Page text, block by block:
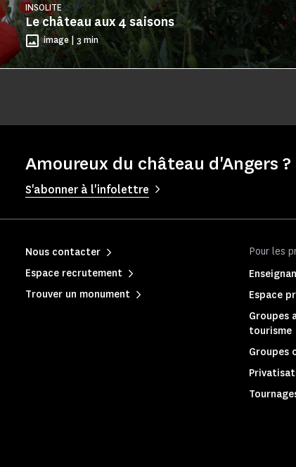
Le château aux 4 saisons
INSOLITE
image | 3 min
Amoureux du château d'Angers
S'abonner à l'infolettre
Pour les
Espace
Groupes
tourisme
Groupes
Nous contacter
Espace recrutement
Trouver un monument